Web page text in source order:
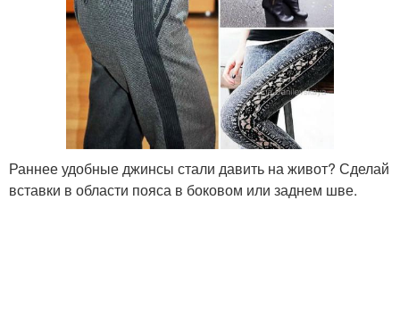
Раннее удобные джинсы стали давить на живот? Сделай
вставки в области пояса в боковом или заднем шве.